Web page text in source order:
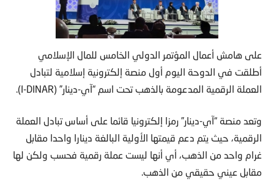
على هامش أعمال المؤتمر الدولي الخامس للمال الإسلامي
أطلقت في الدوحة اليوم أول منصة إلكترونية إسلامية لتبادل
العملة الرقمية المدعومة بالذهب تحت اسم “آي-دينار” (I-DINAR).
وتعد منصة “آي-دينار” رمزا إلكترونيا قائما على أساس تبادل العملة
الرقمية، حيث يتم دعم قيمتها الأولية البالغة دينارا واحدا مقابل
غرام واحد من الذهب، أي أنها ليست عملة رقمية فحسب ولكن لها
مقابل عيني حقيقي من الذهب.